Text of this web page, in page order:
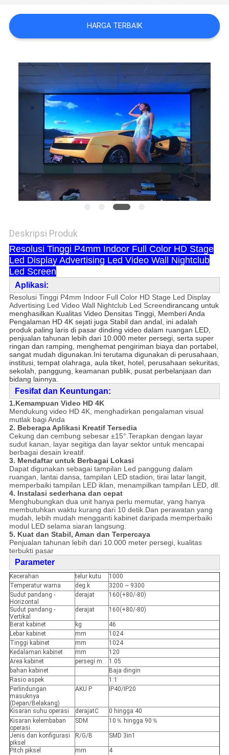
KEBIJAKAN
PRIBADI
HARGA TERBAIK
Deskripsi Produk
Resolusi Tinggi P4mm Indoor Full Color HD Stage
Led Display Advertising Led Video Wall Nightclub
Led Screen
Aplikasi:
Resolusi Tinggi P4mm Indoor Full Color HD Stage Led Display
Advertising Led Video Wall Nightclub Led Screendirancang untuk
menghasilkan Kualitas Video Densitas Tinggi, Memberi Anda
Pengalaman HD 4K sejati juga Stabil dan andal, ini adalah
produk paling laris di pasar dinding video dalam ruangan LED,
penjualan tahunan lebih dari 10.000 meter persegi, serta super
ringan dan ramping, menghemat pengiriman biaya dan portabel,
sangat mudah digunakan.Ini terutama digunakan di perusahaan,
institusi, tempat olahraga, aula tiket, hotel, perusahaan sekuritas,
sekolah, panggung, keamanan publik, pusat perbelanjaan dan
bidang lainnya.
Fesifat dan Keuntungan:
1.Kemampuan Video HD 4K
Mendukung video HD 4K, menghadirkan pengalaman visual
mutlak bagi Anda
2. Beberapa Aplikasi Kreatif Tersedia
Cekung dan cembung sebesar ±15°.Terapkan dengan layar
sudut kanan, layar segitiga dan layar sektor untuk mencapai
berbagai desain kreatif.
3. Mendaftar untuk Berbagai Lokasi
Dapat digunakan sebagai tampilan Led panggung dalam
ruangan, lantai dansa, tampilan LED stadion, tirai latar langit,
memperbaiki tampilan LED iklan, menampilkan tampilan LED, dll.
4. Instalasi sederhana dan cepat
Menghubungkan dua unit hanya perlu memutar, yang hanya
membutuhkan waktu kurang dari 10 detik.Dan perawatan yang
mudah, lebih mudah mengganti kabinet daripada memperbaiki
modul LED selama siaran langsung.
5. Kuat dan Stabil, Aman dan Terpercaya
Penjualan tahunan lebih dari 10.000 meter persegi, kualitas
terbukti pasar
Parameter
Kecerahan telur kutu
1000
Temperatur warna
deg.k
3200 ~ 9300
Sudut pandang -
Horizontal
derajat 160(+80/-80)
Sudut pandang -
Vertikal
derajat 160(+80/-80)
Berat kabinet kg
46
Lebar kabinet
mm
1024
Tinggi kabinet
mm
1024
Kedalaman kabinet
mm
120
Area kabinet
persegi m.
1.05
bahan kabinet
Baja dingin
Rasio aspek
1:1
Perlindungan
masuknya
(Depan/Belakang)
AKU P IP40/IP20
Kisaran suhu operasi derajatC
0 hingga 40
Kisaran kelembaban
operasi
SDM 10％ hingga 90％
Jenis dan konfigurasi
piksel
R/G/B SMD 3in1
Pitch piksel mm 4